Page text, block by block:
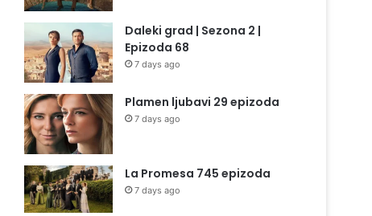
Daleki grad | Sezona 2 |
Epizoda 68
7 days ago
Plamen ljubavi 29 epizoda
7 days ago
La Promesa 745 epizoda
7 days ago